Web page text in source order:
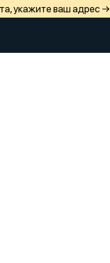
укажите ваш адрес →